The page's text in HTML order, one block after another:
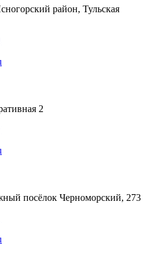
район, Тульская
2
посёлок Черноморский, 273